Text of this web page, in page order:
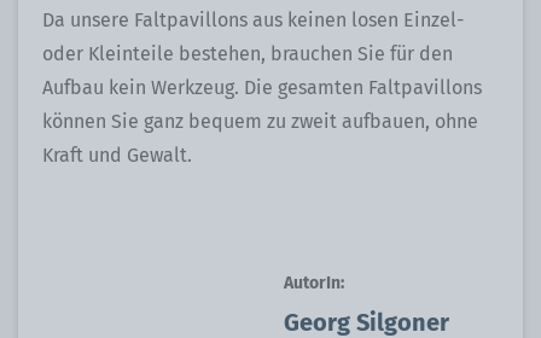
Da unsere Faltpavillons aus keinen losen Einzel-
oder Kleinteile bestehen, brauchen Sie für den
Aufbau kein Werkzeug. Die gesamten Faltpavillons
können Sie ganz bequem zu zweit aufbauen, ohne
Kraft und Gewalt.
AutorIn:
Georg Silgoner